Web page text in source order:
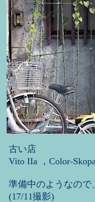
古い店
Vito IIa ，Color-
準備中のようなので
(17/11撮影)